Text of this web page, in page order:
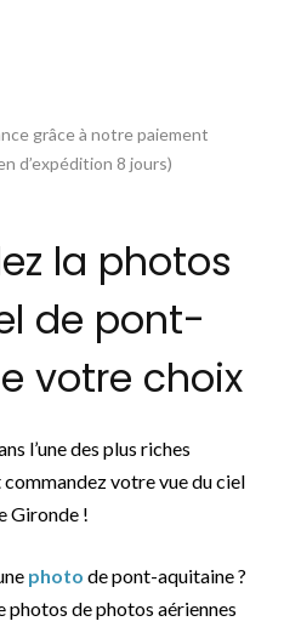
grâce à notre paiement
d’expédition 8 jours)
la photos
de pont-
votre choix
l’une des plus riches
votre vue du ciel
Gironde !
photo de pont-aquitaine ?
de photos aériennes